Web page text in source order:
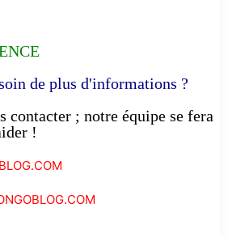
de plus d'informations ?
contacter ; notre équipe se fera
!